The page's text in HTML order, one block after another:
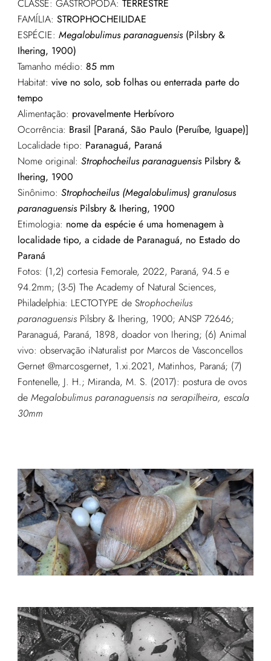
CLASSE: GASTROPODA: TERRESTRE
FAMÍLIA: STROPHOCHEILIDAE
ESPÉCIE: Megalobulimus paranaguensis(Pilsbry &
Ihering, 1900)
Tamanho médio: 85 mm
Habitat: vive no solo, sob folhas ou enterrada parte do
tempo
Alimentação: provavelmente Herbívoro
Ocorrência: Brasil [Paraná, São Paulo (Peruíbe, Iguape)]
Localidade tipo: Paranaguá, Paraná
Nome original: Strophocheilus paranaguensisPilsbry &
Ihering, 1900
Sinônimo: Strophocheilus (Megalobulimus) granulosus
paranaguensisPilsbry & Ihering, 1900
Etimologia: nome da espécie é uma homenagem à
localidade tipo, a cidade de Paranaguá, no Estado do
Paraná
Fotos: (1,2) cortesia Femorale, 2022, Paraná, 94.5 e
94.2mm; (3-5) The Academy of Natural Sciences,
Philadelphia: LECTOTYPE de Strophocheilus
paranaguensisPilsbry & Ihering, 1900; ANSP 72646;
Paranaguá, Paraná, 1898, doador von Ihering; (6) Animal
vivo: observação iNaturalist por Marcos de Vasconcellos
Gernet @marcosgernet, 1.xi.2021, Matinhos, Paraná; (7)
Fontenelle, J. H.; Miranda, M. S. (2017): postura de ovos
de Megalobulimus paranaguensis na serapilheira, escala
30mm